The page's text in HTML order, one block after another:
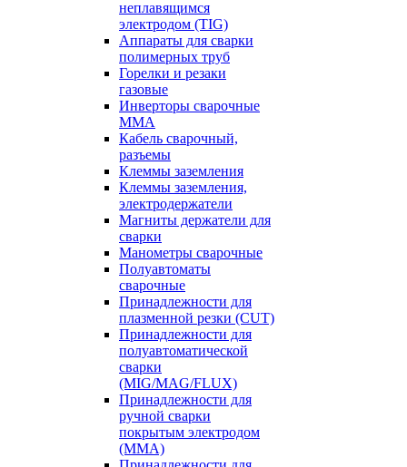
неплавящимся
электродом (TIG)
Аппараты для сварки
полимерных труб
Горелки и резаки
газовые
Инверторы сварочные
ММА
Кабель сварочный,
разъемы
Клеммы заземления
Клеммы заземления,
электродержатели
Магниты держатели для
сварки
Манометры сварочные
Полуавтоматы
сварочные
Принадлежности для
плазменной резки (CUT)
Принадлежности для
полуавтоматической
сварки
(MIG/MAG/FLUX)
Принадлежности для
ручной сварки
покрытым электродом
(MMA)